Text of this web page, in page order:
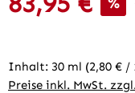
Inhalt: 30 ml (2,80 € /
Preise inkl. MwSt.